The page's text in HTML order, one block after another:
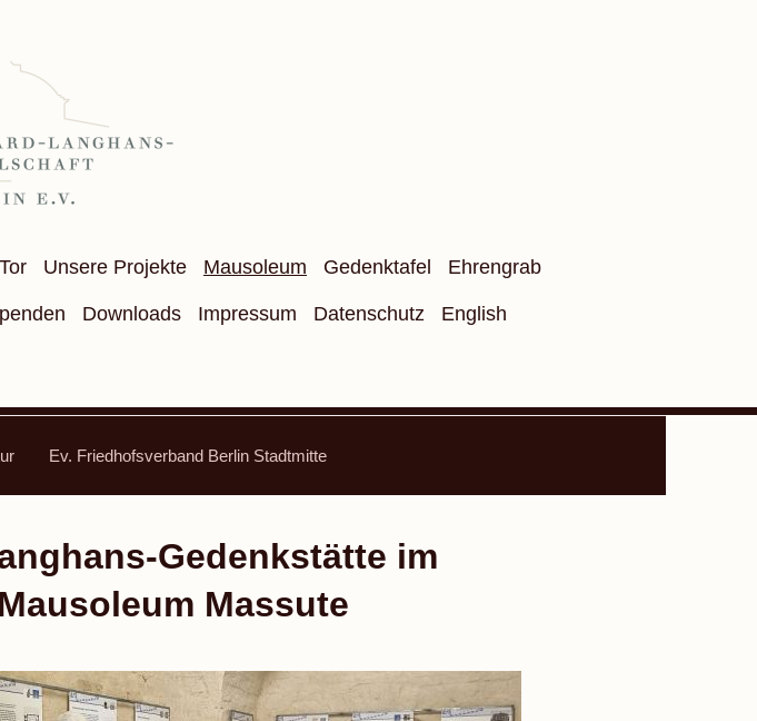
Unsere Projekte Mausoleum Gedenktafel Ehrengrab
Downloads Impressum Datenschutz English
Ev. Friedhofsverband Berlin Stadtmitte
Gedenkstätte im
Mausoleum Massute